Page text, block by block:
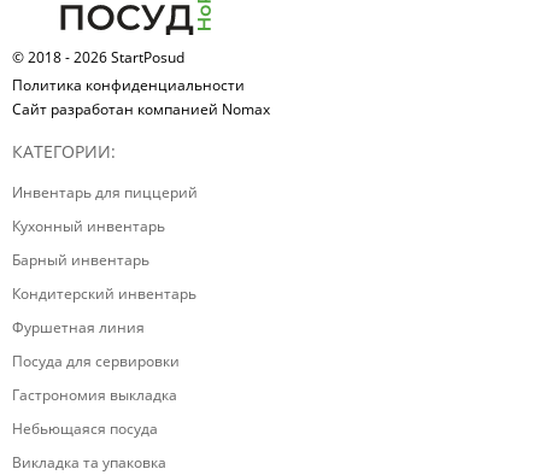
© 2018 - 2026 StartPosud
Политика конфиденциальности
Сайт разработан компанией Nomax
КАТЕГОРИИ:
Инвентарь для пиццерий
Кухонный инвентарь
Барный инвентарь
Кондитерский инвентарь
Фуршетная линия
Посуда для сервировки
Гастрономия выкладка
Небьющаяся посуда
Викладка та упаковка